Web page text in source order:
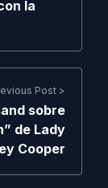
la
Post >
sobre
de Lady
Cooper